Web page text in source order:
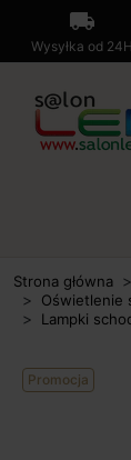
local_shipping
Wysyłka od 24H
Strona główna
Oświetlenie
Lampki
Promocja